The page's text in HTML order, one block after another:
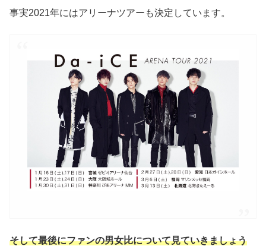
事実2021年にはアリーナツアーも決定しています。
そして最後にファンの男女比について見ていきましょう